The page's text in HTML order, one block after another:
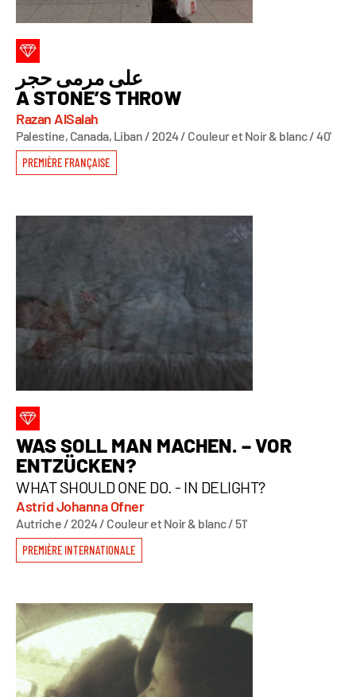
على مرمى حجر
A STONE’S THROW
Razan AlSalah
Palestine, Canada, Liban / 2024 / Couleur et Noir & blanc / 40'
PREMIÈRE FRANÇAISE
WAS SOLL MAN MACHEN. – VOR
ENTZÜCKEN?
WHAT SHOULD ONE DO. - IN DELIGHT?
Astrid Johanna Ofner
Autriche / 2024 / Couleur et Noir & blanc / 51'
PREMIÈRE INTERNATIONALE